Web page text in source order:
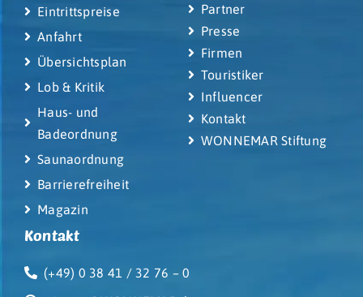
Eintrittspreise
Anfahrt
Übersichtsplan
Lob & Kritik
Haus- und
Badeordnung
Saunaordnung
Barrierefreiheit
Magazin
Partner
Presse
Firmen
Touristiker
Influencer
Kontakt
WONNEMAR Stiftung
Kontakt
(+49) 0 38 41 / 32 76 – 0